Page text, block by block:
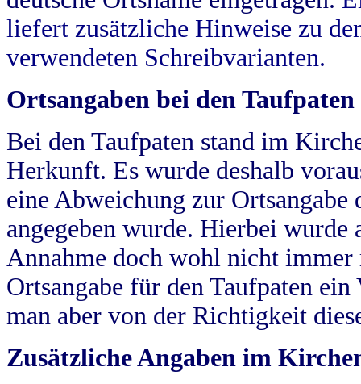
liefert zusätzliche Hinweise zu
verwendeten Schreibvarianten.
Ortsangaben bei den Taufpaten
Bei den Taufpaten stand im
Herkunft. Es wurde deshalb
eine Abweichung zur
angegeben wurde. Hierbei wurde
Annahme doch wohl nicht
Ortsangabe für den Taufpaten
man aber von der Richtigkeit
Zusätzliche Angaben im